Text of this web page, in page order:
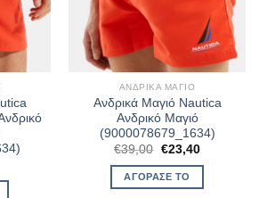
ΑΝΔΡΙΚΆ ΜΑΓΙΌ
Ανδρικά Μαγιό Nautica
Ανδρικό Μαγιό
(9000078679_1634)
€39,00 Original
was:
€39,00.
€23,40Η
ΑΓΌΡΑΣΈ ΤΟ